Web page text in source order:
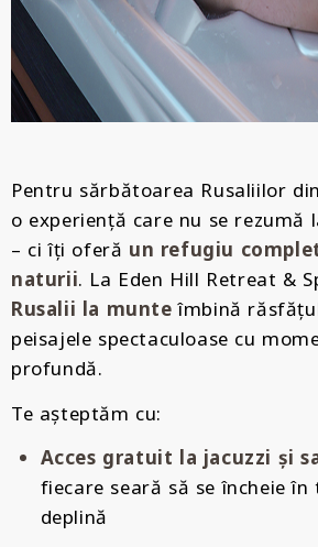
Pentru sărbătoarea Rusaliilor
o experiență care nu se rezumă
– ci îți oferă un refugiu
naturii. La Eden Hill Retreat &
Rusalii la munte îmbină
peisajele spectaculoase cu
profundă.
Te așteptăm cu:
Acces gratuit la jacuzzi și
fiecare seară să se încheie
deplină